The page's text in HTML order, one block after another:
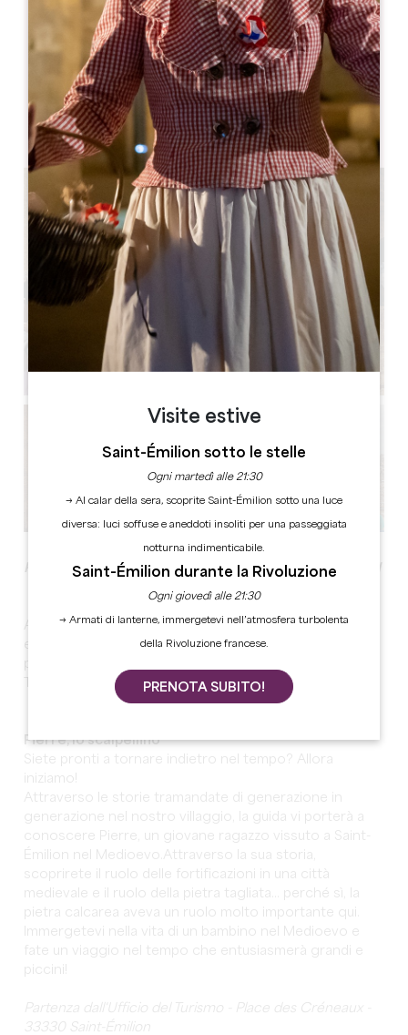
RACCONTI E LEGGENDE PER BAMBINI DAI 5 AI 12 ANNI
Accompagnate i vostri bambini in un viaggio divertente
ed educativo alla scoperta dei diversi elementi del
patrimonio di Saint-Émilion.
Tre visite, tre esperienze completamente diverse!
Pierre, lo scalpellino
Siete pronti a tornare indietro nel tempo? Allora
iniziamo!
Attraverso le storie tramandate di generazione in
generazione nel nostro villaggio, la guida vi porterà a
conoscere Pierre, un giovane ragazzo vissuto a Saint-
Émilion nel Medioevo.Attraverso la sua storia,
scoprirete il ruolo delle fortificazioni in una città
medievale e il ruolo della pietra tagliata... perché sì, la
pietra calcarea aveva un ruolo molto importante qui.
Immergetevi nella vita di un bambino nel Medioevo e
fate un viaggio nel tempo che entusiasmerà grandi e
piccini!
Partenza dall'Ufficio del Turismo - Place des Créneaux -
33330 Saint-Émilion
MESE DI APERTURA
G M A M G L A S O N D
GIORNI DI APERTURA
L
AM
PM
M
AM
PM
M
AM
PM
G
AM
PM
V
AM
PM
S
AM
PM
D
AM
PM
Visite estive
Saint-Émilion sotto le stelle
Ogni martedì alle 21:30
→ Al calar della sera, scoprite Saint-Émilion sotto una luce
diversa: luci soffuse e aneddoti insoliti per una passeggiata
notturna indimenticabile.
Saint-Émilion durante la Rivoluzione
Ogni giovedì alle 21:30
→ Armati di lanterne, immergetevi nell’atmosfera turbolenta
della Rivoluzione francese.
PRENOTA SUBITO!